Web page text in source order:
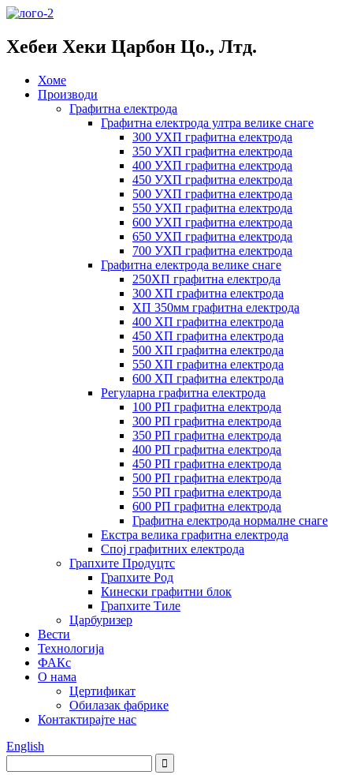
Хебеи Хеки Царбон Цо., Лтд.
Хоме
Производи
Графитна електрода
Графитна електрода ултра велике снаге
300 УХП графитна електрода
350 УХП графитна електрода
400 УХП графитна електрода
450 УХП графитна електрода
500 УХП графитна електрода
550 УХП графитна електрода
600 УХП графитна електрода
650 УХП графитна електрода
700 УХП графитна електрода
Графитна електрода велике снаге
250ХП графитна електрода
300 ХП графитна електрода
ХП 350мм графитна електрода
400 ХП графитна електрода
450 ХП графитна електрода
500 ХП графитна електрода
550 ХП графитна електрода
600 ХП графитна електрода
Регуларна графитна електрода
100 РП графитна електрода
300 РП графитна електрода
350 РП графитна електрода
400 РП графитна електрода
450 РП графитна електрода
500 РП графитна електрода
550 РП графитна електрода
600 РП графитна електрода
Графитна електрода нормалне снаге
Екстра велика графитна електрода
Спој графитних електрода
Грапхите Продуцтс
Грапхите Род
Кинески графитни блок
Грапхите Тиле
Царбуризер
Вести
Технологија
ФАКс
О нама
Цертификат
Обилазак фабрике
Контактирајте нас
English